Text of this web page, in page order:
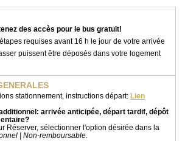
des accès pour le bus gratuit!
requises avant 16 h le jour de votre arrivée
puissent être déposés dans votre logement
stationnement, instructions départ: Lien
arrivée anticipée, départ tardif, dépôt
Réserver, sélectionner l'option désirée dans la
| Non-remboursable.